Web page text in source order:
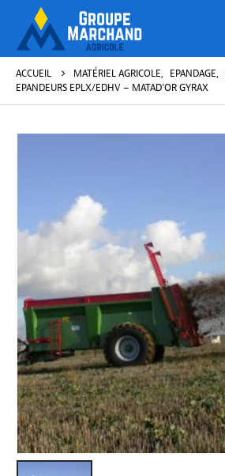
ACCUEIL MATÉRIEL AGRICOLE, EPANDAGE,
EPANDEURS EPLX/EDHV – MATAD’OR GYRAX